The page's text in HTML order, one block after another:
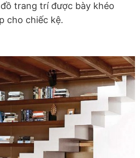
trang trí được bày khéo
cho chiếc kệ.